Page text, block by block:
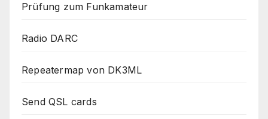
Prüfung zum Funkamateur
Radio DARC
Repeatermap von DK3ML
Send QSL cards